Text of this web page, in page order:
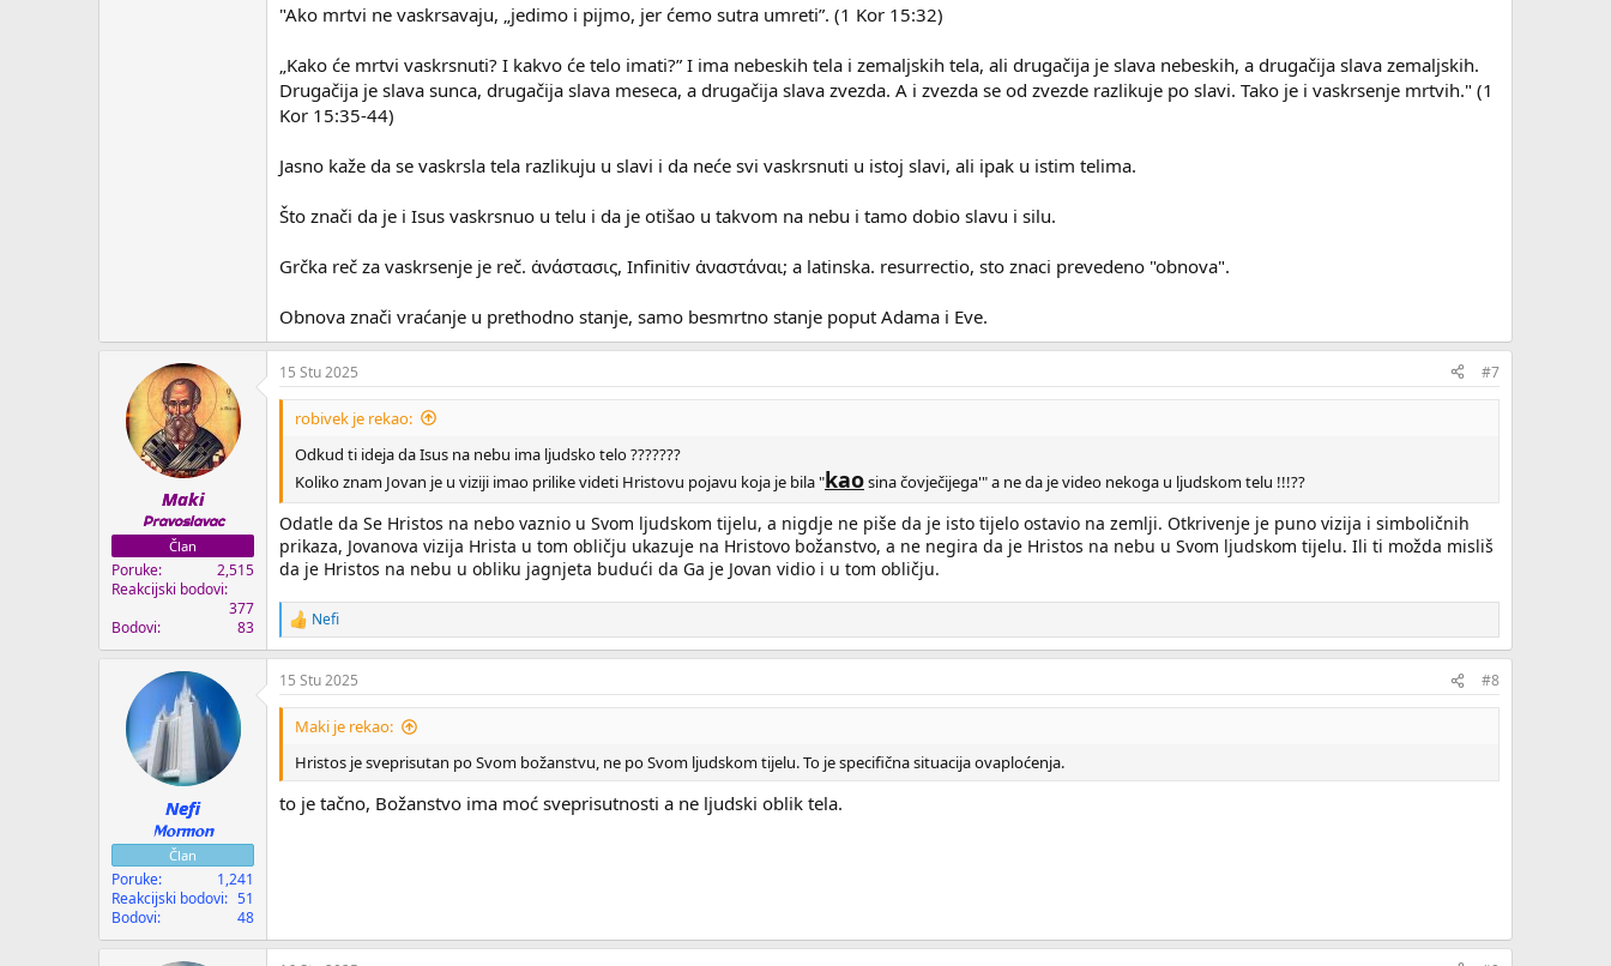
"Ako mrtvi ne vaskrsavaju, „jedimo i pijmo, jer ćemo sutra umreti”. (1 Kor 15:32)
„Kako će mrtvi vaskrsnuti? I kakvo će telo imati?” I ima nebeskih tela i zemaljskih tela, ali drugačija je slava nebeskih, a drugačija slava zemaljskih.
Drugačija je slava sunca, drugačija slava meseca, a drugačija slava zvezda. A i zvezda se od zvezde razlikuje po slavi. Tako je i vaskrsenje mrtvih." (1
Kor 15:35-44)
Jasno kaže da se vaskrsla tela razlikuju u slavi i da neće svi vaskrsnuti u istoj slavi, ali ipak u istim telima.
Što znači da je i Isus vaskrsnuo u telu i da je otišao u takvom na nebu i tamo dobio slavu i silu.
Grčka reč za vaskrsenje je reč. ἀνάστασις, Infinitiv ἀναστάναι; a latinska. resurrectio, sto znaci prevedeno "obnova".
Obnova znači vraćanje u prethodno stanje, samo besmrtno stanje poput Adama i Eve.
Maki
Pravoslavac
Član
Poruke
2,515
Reakcijski bodovi
377
Bodovi
83
15 Stu 2025 #7
robivek je rekao:
Odkud ti ideja da Isus na nebu ima ljudsko telo ???????
Koliko znam Jovan je u viziji imao prilike videti Hristovu pojavu koja je bila "kaosina čovječijega'" a ne da je video nekoga u ljudskom telu !!!??
Odatle da Se Hristos na nebo vaznio u Svom ljudskom tijelu, a nigdje ne piše da je isto tijelo ostavio na zemlji. Otkrivenje je puno vizija i simboličnih
prikaza, Jovanova vizija Hrista u tom obličju ukazuje na Hristovo božanstvo, a ne negira da je Hristos na nebu u Svom ljudskom tijelu. Ili ti možda misliš
da je Hristos na nebu u obliku jagnjeta budući da Ga je Jovan vidio i u tom obličju.
R
e
a
k
c
:
Nefi
Nefi
Mormon
Član
Poruke
1,241
Reakcijski bodovi
51
Bodovi
48
15 Stu 2025 #8
Maki je rekao:
Hristos je sveprisutan po Svom božanstvu, ne po Svom ljudskom tijelu. To je specifična situacija ovaploćenja.
to je tačno, Božanstvo ima moć sveprisutnosti a ne ljudski oblik tela.